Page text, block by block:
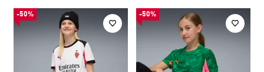
-50% -50%